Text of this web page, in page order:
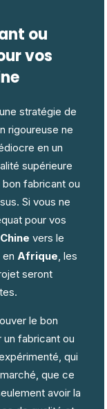
ou
vos
stratégie de
rigoureuse ne
en un
supérieure
fabricant ou
Si vous ne
pour vos
Chine vers le
Afrique , les
seront
le bon
fabricant ou
qui
que ce
avoir la